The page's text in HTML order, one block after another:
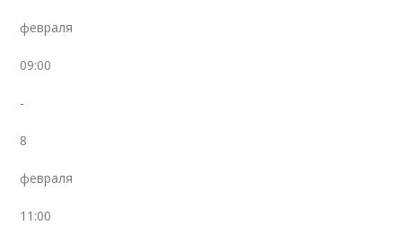
февраля
09:00
-
8
февраля
11:00